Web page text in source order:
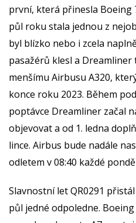
první, která přinesla Boeing
půl roku stala jednou z
byl blízko nebo i zcela
pasažérů klesl a
menšímu Airbusu A320,
konce roku 2023. Během
poptávce Dreamliner začal
objevovat a od 1. ledna
lince. Airbus bude nadále
odletem v 08:40 každé
Slavnostní let QR0291
půl jedné odpoledne.